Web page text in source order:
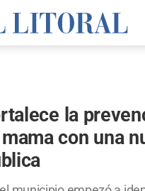
la
con una